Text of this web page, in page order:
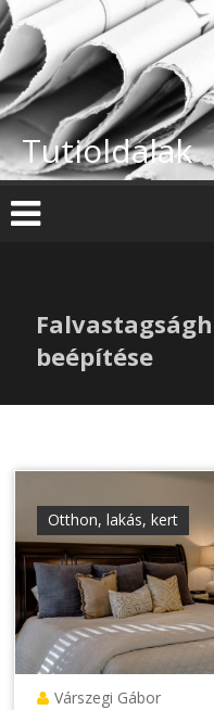
Skip
to
content
Tutioldalak
beépítése
Otthon, lakás, kert
Várszegi Gábor